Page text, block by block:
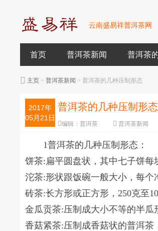
云南盛易祥普洱茶网
首页 普洱茶新闻 普洱茶
主页 >普洱茶新闻 > 普洱茶的几种压制形态
2017年
05月21日
普洱茶的几种压制形态
编辑：普洱茶 普洱茶新闻
1普洱茶的几种压制形态：
饼茶:扁平圆盘状，其中七子饼每
沱茶:形状跟饭碗一般大小，每个
砖茶:长方形或正方形，250克至
金瓜贡茶:压制成大小不等的半瓜
香菇紧茶:压制成香菇状的普洱茶